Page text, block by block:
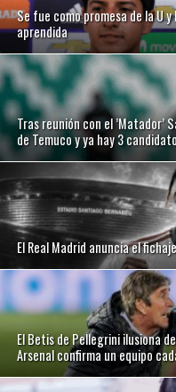
Se fue como promesa de la U
aprendida
Tras reunión con el ’Matador’
de Temuco y ya hay 3
El Real Madrid anuncia el
El Betis de Pellegrini ilusiona
Arsenal confirma un equipo